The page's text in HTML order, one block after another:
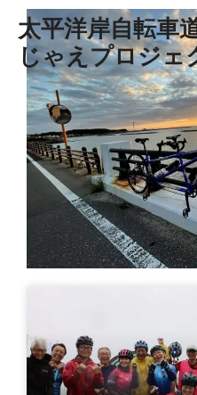
太平洋岸自転車
じゃえプロジェ